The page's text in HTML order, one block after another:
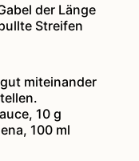
der Länge
Streifen
miteinander
10 g
100 ml